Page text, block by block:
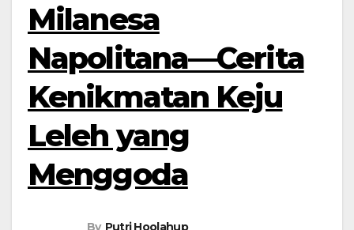
Milanesa
Napolitana—Cerita
Kenikmatan Keju
Leleh yang
Menggoda
By Putri Hoolahup